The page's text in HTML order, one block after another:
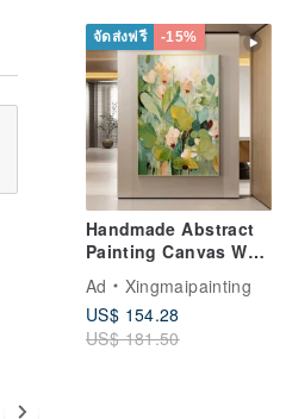
จัดส่งฟรี -15%
Handmade Abstract
Painting Canvas Wall
Room Decoration
Ad
Xingmaipainting
US$ 154.28
US$ 181.50